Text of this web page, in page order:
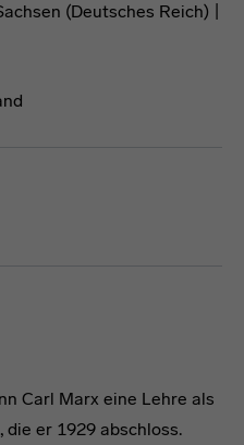
(Deutsches Reich) |
Carl Marx eine Lehre als
die er 1929 abschloss.